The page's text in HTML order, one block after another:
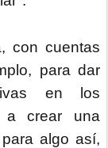
con cuentas
para dar
en los
a crear una
algo así,